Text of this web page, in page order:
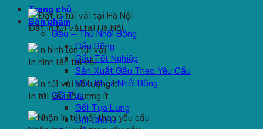
Trang chủ
Sản phẩm
Gấu – Thú Nhồi Bông
Gấu Bông
Gấu Tốt Nghiệp
Sản Xuất Gấu Theo Yêu Cầu
Móc Khoá Nhồi Bông
Gối Tựa
Gối Tựa Lưng
Gối Chữ U
Đặt in túi vải tại Hà Nội
In hình lên túi vải
In túi vải số lượng ít